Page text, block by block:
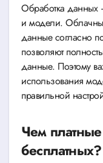
Обработка данных
и модели.
данные согласно
позволяют
данные. Поэтому
использования
правильной
Чем платные
бесплатных?